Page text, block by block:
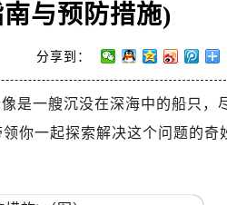
与预防措施)
分享到：
是一艘沉没在深海中的船只，
你一起探索解决这个问题的奇